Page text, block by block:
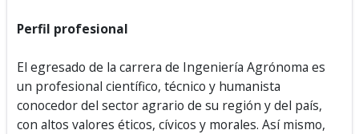
Perfil profesional
El egresado de la carrera de Ingeniería Agrónoma es
un profesional científico, técnico y humanista
conocedor del sector agrario de su región y del país,
con altos valores éticos, cívicos y morales. Así mismo,